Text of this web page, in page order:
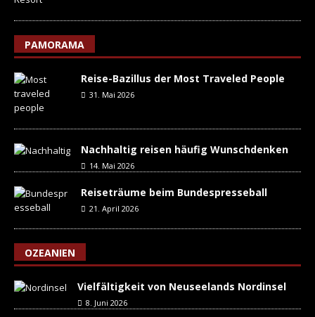
PAMORAMA
Reise-Bazillus der Most Traveled People
31. Mai 2026
Nachhaltig reisen häufig Wunschdenken
14. Mai 2026
Reiseträume beim Bundespresseball
21. April 2026
OZEANIEN
Vielfältigkeit von Neuseelands Nordinsel
8. Juni 2026